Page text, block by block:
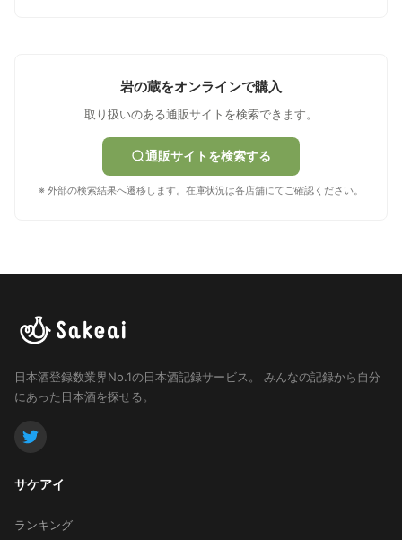
岩の蔵をオンラインで購入
取り扱いのある通販サイトを検索できます。
通販サイトを検索する
※ 外部の検索結果へ遷移します。在庫状況は各店舗にてご確認ください。
日本酒登録数業界No.1の日本酒記録サービス。
みんなの記録から自分
にあった日本酒を探せる。
サケアイ
ランキング